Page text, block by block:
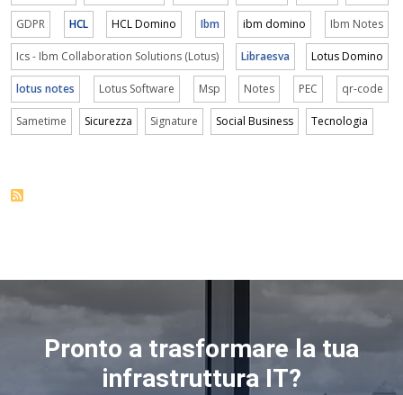
GDPR HCL HCL Domino Ibm ibm domino Ibm Notes
Ics - Ibm Collaboration Solutions (Lotus) Libraesva Lotus Domino
lotus notes Lotus Software Msp Notes PEC qr-code
Sametime Sicurezza Signature Social Business Tecnologia
Pronto a trasformare la tua
infrastruttura IT?